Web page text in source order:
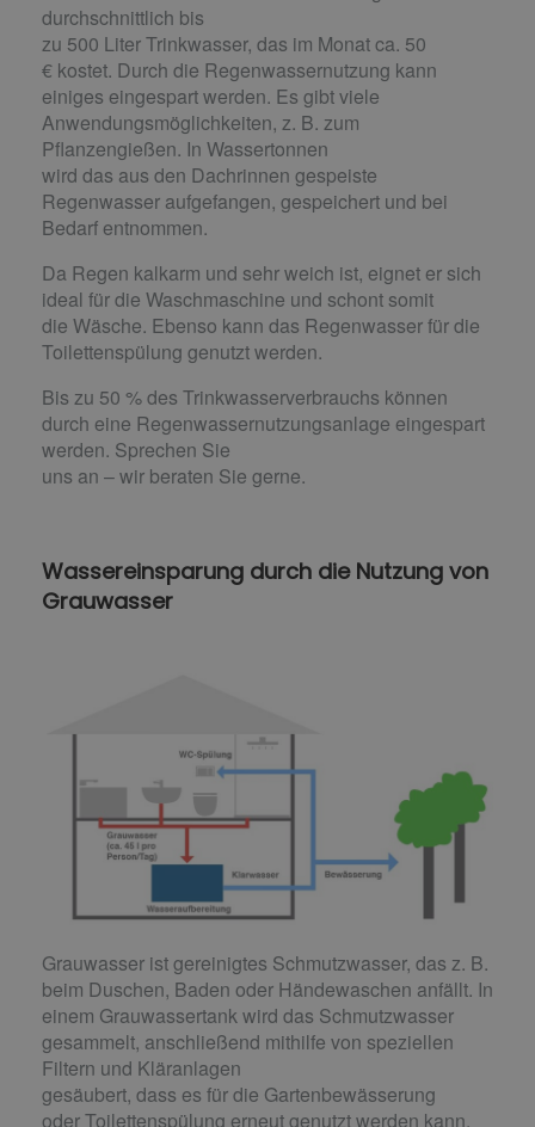
durchschnittlich bis
zu 500 Liter Trinkwasser, das im Monat ca. 50
€ kostet. Durch die Regenwassernutzung kann
einiges eingespart werden. Es gibt viele
Anwendungsmöglichkeiten, z. B. zum
Pflanzengießen. In Wassertonnen
wird das aus den Dachrinnen gespeiste
Regenwasser aufgefangen, gespeichert und bei
Bedarf entnommen.
Da Regen kalkarm und sehr weich ist, eignet er sich
ideal für die Waschmaschine und schont somit
die Wäsche. Ebenso kann das Regenwasser für die
Toilettenspülung genutzt werden.
Bis zu 50 % des Trinkwasserverbrauchs können
durch eine Regenwassernutzungsanlage eingespart
werden. Sprechen Sie
uns an – wir beraten Sie gerne.
Wassereinsparung durch die Nutzung von
Grauwasser
Grauwasser ist gereinigtes Schmutzwasser, das z. B.
beim Duschen, Baden oder Händewaschen anfällt. In
einem Grauwassertank wird das Schmutzwasser
gesammelt, anschließend mithilfe von speziellen
Filtern und Kläranlagen
gesäubert, dass es für die Gartenbewässerung
oder Toilettenspülung erneut genutzt werden kann.